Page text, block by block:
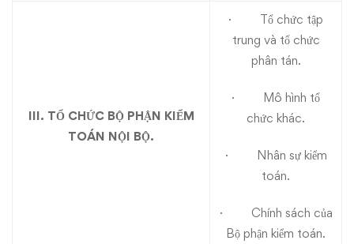
III. TỔ CHỨC BỘ PHẬN KIỂM
TOÁN NỘI BỘ.
· Tổ chức tập
trung và tổ chức
phân tán.
· Mô hình tổ
chức khác.
· Nhân sự kiểm
toán.
· Chính sách của
Bộ phận kiểm toán.